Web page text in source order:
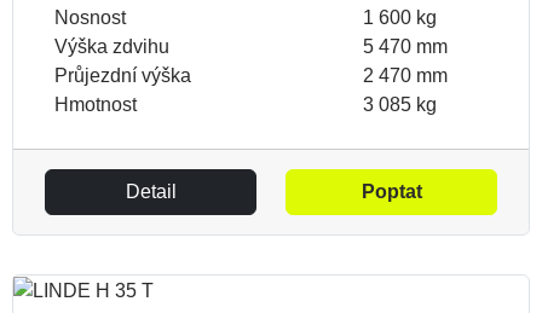
Nosnost
1 600 kg
Výška zdvihu
5 470 mm
Průjezdní výška
2 470 mm
Hmotnost
3 085 kg
Detail Poptat